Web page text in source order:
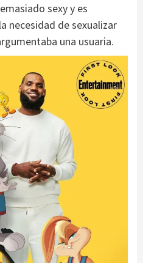
sexy y es
necesidad de sexualizar
una usuaria.